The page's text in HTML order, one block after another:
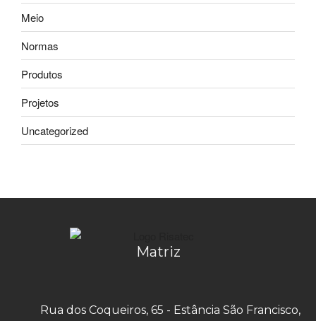
Meio
Normas
Produtos
Projetos
Uncategorized
Matriz
Rua dos Coqueiros, 65 - Estância São Francisco,